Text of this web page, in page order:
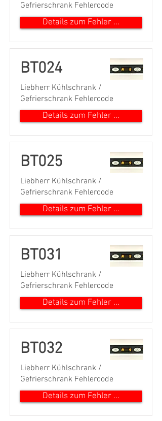
Gefrierschrank Fehlercode
Details zum Fehler ...
BT024
Liebherr Kühlschrank /
Gefrierschrank Fehlercode
Details zum Fehler ...
BT025
Liebherr Kühlschrank /
Gefrierschrank Fehlercode
Details zum Fehler ...
BT031
Liebherr Kühlschrank /
Gefrierschrank Fehlercode
Details zum Fehler ...
BT032
Liebherr Kühlschrank /
Gefrierschrank Fehlercode
Details zum Fehler ...